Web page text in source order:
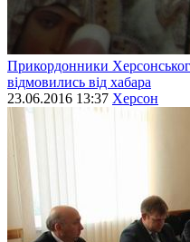
Прикордонники
відмовились від хабара
23.06.2016 13:37 Херсон